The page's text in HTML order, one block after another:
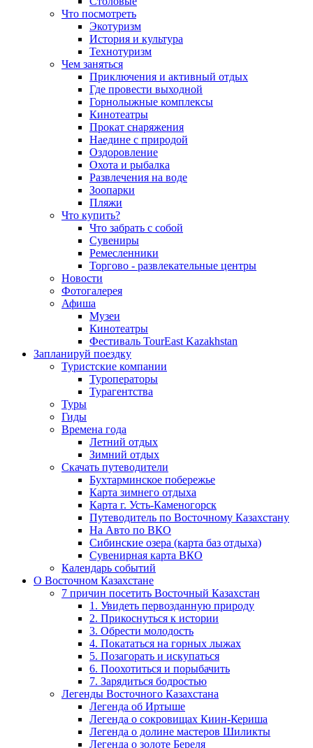
Что посмотреть
Экотуризм
История и культура
Технотуризм
Чем заняться
Приключения и активный отдых
Где провести выходной
Горнолыжные комплексы
Кинотеатры
Прокат снаряжения
Наедине с природой
Оздоровление
Охота и рыбалка
Развлечения на воде
Зоопарки
Пляжи
Что купить?
Что забрать с собой
Сувениры
Ремесленники
Торгово - развлекательные центры
Новости
Фотогалерея
Афиша
Музеи
Кинотеатры
Фестиваль TourEast Kazakhstan
Запланируй поездку
Туристские компании
Туроператоры
Турагентства
Туры
Гиды
Времена года
Летний отдых
Зимний отдых
Скачать путеводители
Бухтарминское побережье
Карта зимнего отдыха
Карта г. Усть-Каменогорск
Путеводитель по Восточному Казахстану
На Авто по ВКО
Сибинские озера (карта баз отдыха)
Сувенирная карта ВКО
Календарь событий
О Восточном Казахстане
7 причин посетить Восточный Казахстан
1. Увидеть первозданную природу
2. Прикоснуться к истории
3. Обрести молодость
4. Покататься на горных лыжах
5. Позагорать и искупаться
6. Поохотиться и порыбачить
7. Зарядиться бодростью
Легенды Восточного Казахстана
Легенда об Иртыше
Легенда о сокровищах Киин-Кериша
Легенда о долине мастеров Шиликты
Легенда о золоте Береля